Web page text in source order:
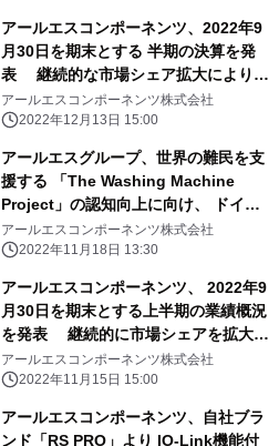
アールエスコンポーネンツ、2022年9
月30日を期末とする 半期の決算を発
表 継続的な市場シェア拡大により上
半期の業績は好調
アールエスコンポーネンツ株式会社
2022年12月13日 15:00
アールエスグループ、世界の難民を支
援する 「The Washing Machine
Project」の認知向上に向け、 ドイツ
で開催される「electronica 2022」で
「Big Step Challenge」を実施
アールエスコンポーネンツ株式会社
2022年11月18日 13:30
アールエスコンポーネンツ、 2022年9
月30日を期末とする上半期の業績概況
を発表 継続的に市場シェアを拡大
し、好調な業績を維持
アールエスコンポーネンツ株式会社
2022年11月15日 15:00
アールエスコンポーネンツ、自社ブラ
ンド「RS PRO」より IO-Link機能付